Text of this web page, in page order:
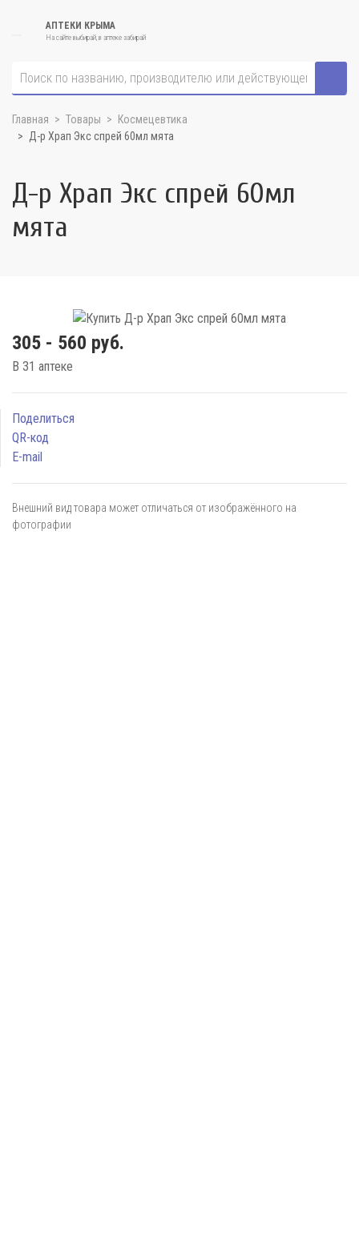
АПТЕКИ КРЫМА
На сайте выбирай, в аптеке забирай
Главная Товары
Космецевтика
Д-р Храп Экс спрей 60мл мята
Д-р Храп Экс спрей 60мл
мята
305 - 560 руб.
В 31 аптеке
Поделиться
QR-код
E-mail
Внешний вид товара может отличаться от изображённого на
фотографии